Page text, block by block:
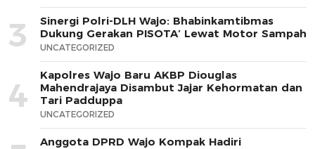
3
Sinergi Polri-DLH Wajo: Bhabinkamtibmas
Dukung Gerakan PISOTA’ Lewat Motor Sampah
UNCATEGORIZED
4
Kapolres Wajo Baru AKBP Diouglas
Mahendrajaya Disambut Jajar Kehormatan dan
Tari Padduppa
UNCATEGORIZED
Anggota DPRD Wajo Kompak Hadiri